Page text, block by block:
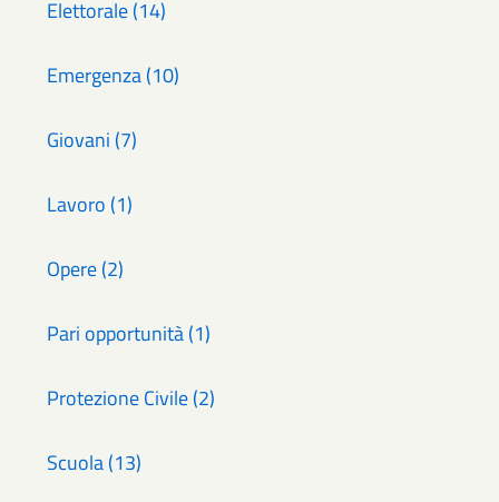
Elettorale (14)
Emergenza (10)
Giovani (7)
Lavoro (1)
Opere (2)
Pari opportunità (1)
Protezione Civile (2)
Scuola (13)